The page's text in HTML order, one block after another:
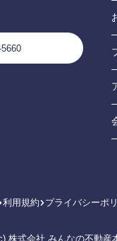
利用規約 プライバシーポ
株式会社 みんなの不動産